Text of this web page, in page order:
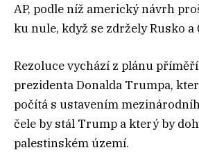
AP, podle níž americký návrh
ku nule, když se zdržely Rusko a
Rezoluce vychází z plánu
prezidenta Donalda Trumpa,
počítá s ustavením
čele by stál Trump a který by
palestinském území.